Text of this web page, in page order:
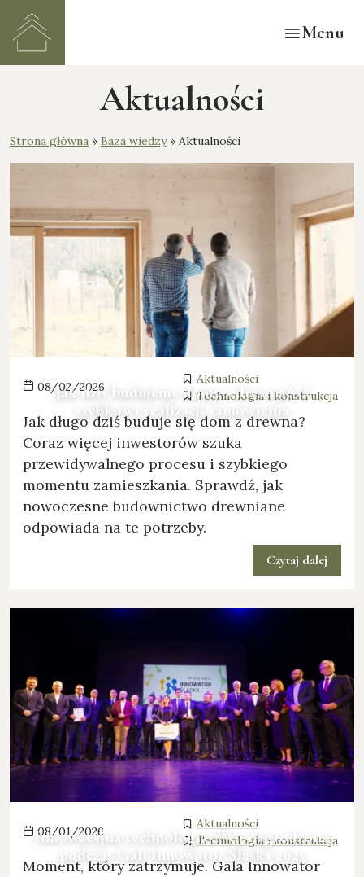
Menu
Aktualności
Strona główna » Baza wiedzy» Aktualności
Jak dziś budujemy domy z drewna? O
szybkości realizacji zamówienia
08/02/2026
Aktualności
Technologia i konstrukcja
Jak długo dziś buduje się dom z drewna?
Coraz więcej inwestorów szuka
przewidywalnego procesu i szybkiego
momentu zamieszkania. Sprawdź, jak
nowoczesne budownictwo drewniane
odpowiada na te potrzeby.
Czytaj dalej
Innowacyjna technologia SW3 nagrodzona
podczas Gali Innowator Śląska 2025
08/01/2026
Aktualności
Technologia i konstrukcja
Moment, który zatrzymuje. Gala Innowator